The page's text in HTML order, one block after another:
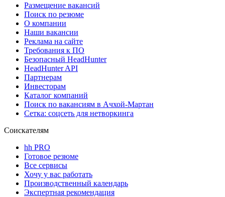
Размещение вакансий
Поиск по резюме
О компании
Наши вакансии
Реклама на сайте
Требования к ПО
Безопасный HeadHunter
HeadHunter API
Партнерам
Инвесторам
Каталог компаний
Поиск по вакансиям в Ачхой-Мартан
Сетка: соцсеть для нетворкинга
Соискателям
hh PRO
Готовое резюме
Все сервисы
Хочу у вас работать
Производственный календарь
Экспертная рекомендация